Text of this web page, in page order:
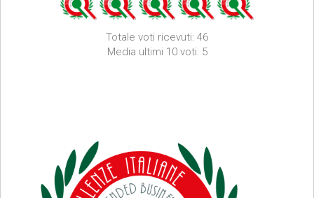
Totale voti ricevuti: 46
Media ultimi 10 voti: 5